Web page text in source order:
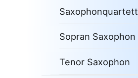
Saxophonquartett
Sopran Saxophon
Tenor Saxophon